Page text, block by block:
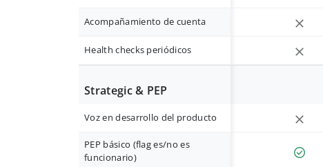
Acompañamiento de cuenta
Health checks periódicos
Strategic & PEP
Voz en desarrollo del producto
PEP básico (flag es/no es
funcionario)